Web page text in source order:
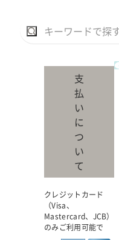
支
払
い
に
つ
い
て
クレジットカード
（Visa、
Mastercard、JCB）
のみご利用可能で